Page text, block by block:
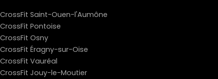
CrossFit Saint-Ouen-l'Aumône
CrossFit Pontoise
CrossFit Osny
CrossFit Éragny-sur-Oise
CrossFit Vauréal
CrossFit Jouy-le-Moutier